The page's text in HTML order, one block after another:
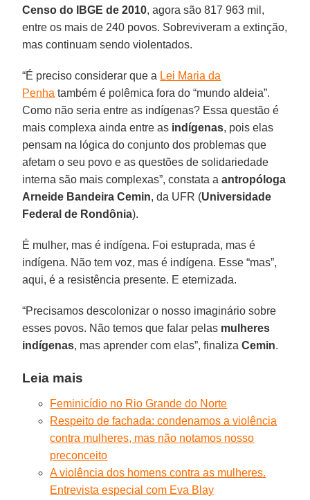
Censo do IBGE de 2010, agora são 817 963 mil,
entre os mais de 240 povos. Sobreviveram a extinção,
mas continuam sendo violentados.
“É preciso considerar que a Lei Maria da
Penha também é polêmica fora do “mundo aldeia”.
Como não seria entre as indígenas? Essa questão é
mais complexa ainda entre as indígenas, pois elas
pensam na lógica do conjunto dos problemas que
afetam o seu povo e as questões de solidariedade
interna são mais complexas”, constata aantropóloga
Arneide Bandeira Cemin, da UFR (Universidade
Federal de Rondônia).
É mulher, mas é indígena. Foi estuprada, mas é
indígena. Não tem voz, mas é indígena. Esse “mas”,
aqui, é a resistência presente. E eternizada.
“Precisamos descolonizar o nosso imaginário sobre
esses povos. Não temos que falar pelas mulheres
indígenas, mas aprender com elas”, finalizaCemin.
Leia mais
Feminicídio no Rio Grande do Norte
Respeito de fachada: condenamos a violência
contra mulheres, mas não notamos nosso
preconceito
A violência dos homens contra as mulheres.
Entrevista especial com Eva Blay